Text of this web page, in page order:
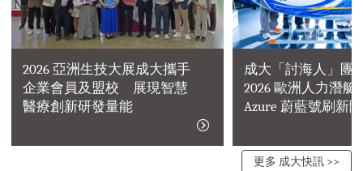
2026 亞洲生技大展成大攜手
企業會員及盟校 展現智慧
醫療創新研發量能
成大「討海人」團
2026 歐洲人力潛
Azure 蔚藍號刷新
更多 成大快訊 >>